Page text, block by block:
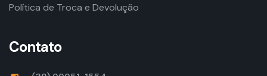
Política de Troca e Devolução
Contato